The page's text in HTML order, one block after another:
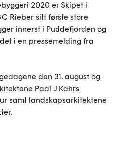
2020 er Skipet i
Rieber sitt første store
innerst i Puddefjorden og
i en pressemelding fra
den 31. august og
Paal J Kahrs
samt landskapsarkitektene